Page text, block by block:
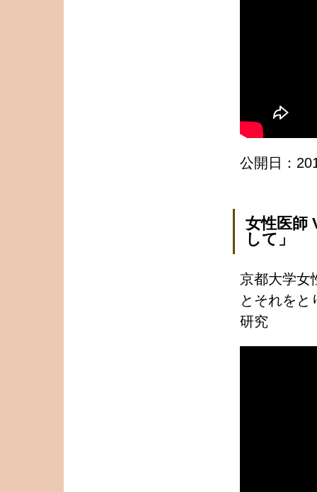
公開日：
女性医師
して」
京都大学女
とそれをと
研究